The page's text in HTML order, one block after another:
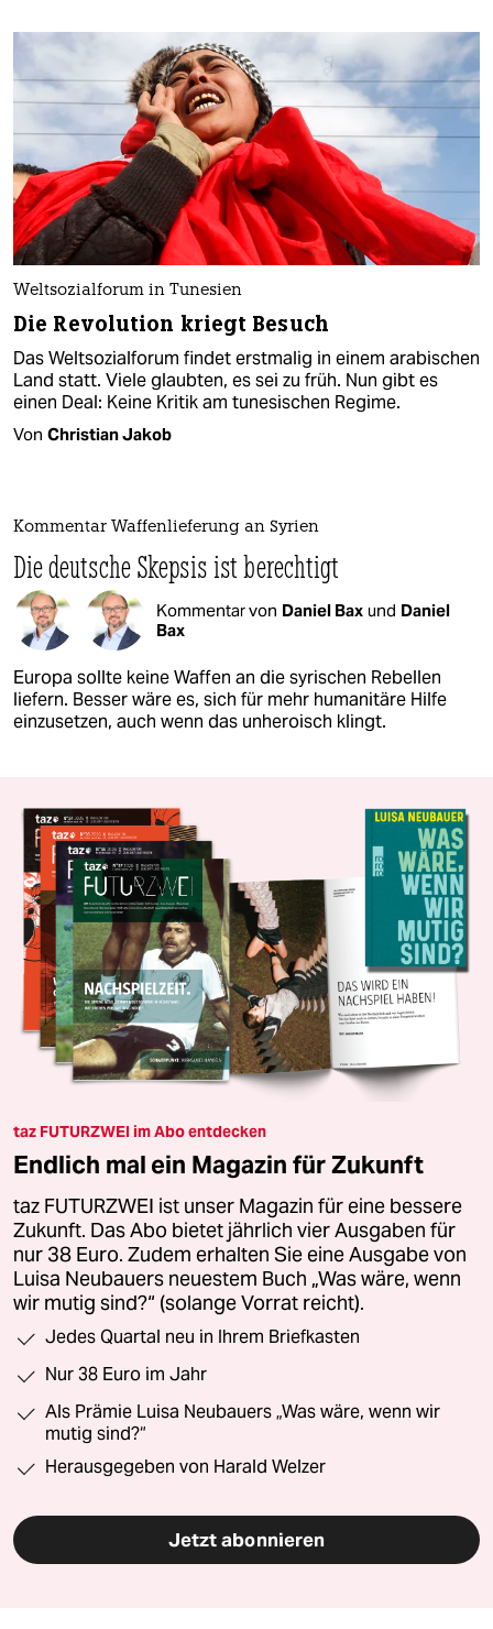
Weltsozialforum in Tunesien
Die Revolution kriegt Besuch
Das Weltsozialforum findet erstmalig in einem arabischen
Land statt. Viele glaubten, es sei zu früh. Nun gibt es
einen Deal: Keine Kritik am tunesischen Regime.
Von Christian Jakob
Kommentar Waffenlieferung an Syrien
Die deutsche Skepsis ist berechtigt
Kommentar von Daniel Bax und Daniel
Bax
Europa sollte keine Waffen an die syrischen Rebellen
liefern. Besser wäre es, sich für mehr humanitäre Hilfe
einzusetzen, auch wenn das unheroisch klingt.
taz FUTURZWEI im Abo entdecken
Endlich mal ein Magazin für Zukunft
taz FUTURZWEI ist unser Magazin für eine bessere
Zukunft. Das Abo bietet jährlich vier Ausgaben für
nur 38 Euro. Zudem erhalten Sie eine Ausgabe von
Luisa Neubauers neuestem Buch „Was wäre, wenn
wir mutig sind?“ (solange Vorrat reicht).
Jedes Quartal neu in Ihrem Briefkasten
Nur 38 Euro im Jahr
Als Prämie Luisa Neubauers „Was wäre, wenn wir
mutig sind?“
Herausgegeben von Harald Welzer
Jetzt abonnieren